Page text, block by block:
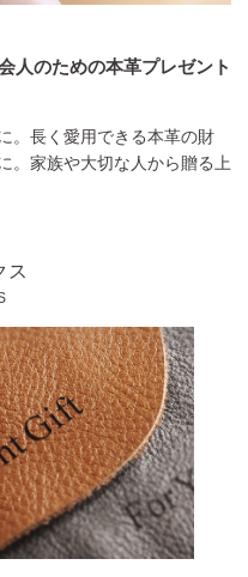
人のための本革プレゼント
。長く愛用できる本革の財
。家族や大切な人から贈る上
ス